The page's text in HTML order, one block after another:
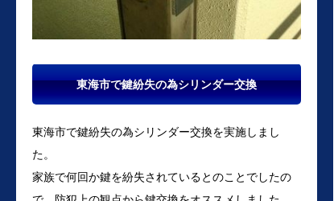
東海市で鍵紛失の為シリンダー交換
東海市で鍵紛失の為シリンダー交換を実施しまし
た。
家族で何回か鍵を紛失されているとのことでしたの